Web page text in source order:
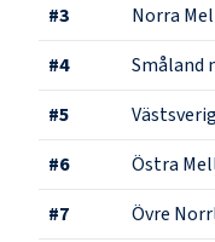
#3 Norra
#4 Småland
#5
#6 Östra
#7 Övre